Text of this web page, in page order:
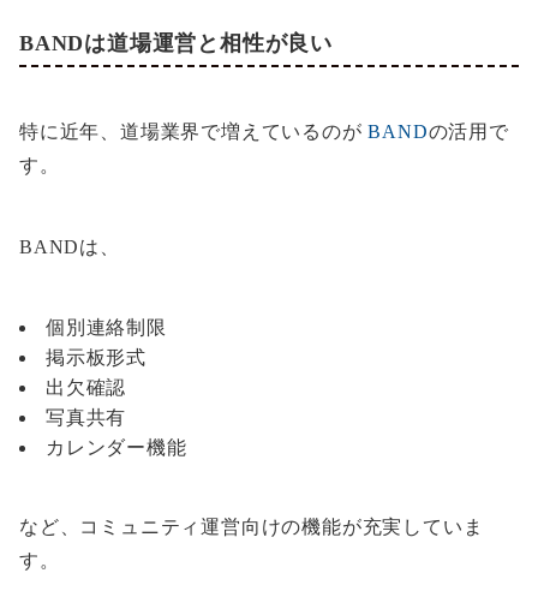
BANDは道場運営と相性が良い
特に近年、道場業界で増えているのがBANDの活用で
す。
BANDは、
個別連絡制限
掲示板形式
出欠確認
写真共有
カレンダー機能
など、コミュニティ運営向けの機能が充実していま
す。